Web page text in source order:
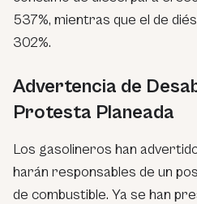
537%, mientras que el de
302%.
Advertencia de
Protesta Planeada
Los gasolineros han
harán responsables de un
de combustible. Ya se han